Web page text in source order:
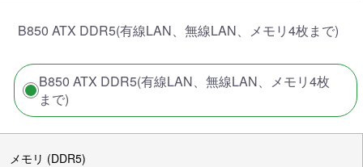
B850 ATX DDR5(有線LAN、無線LAN、メモリ4枚まで)
B850 ATX DDR5(有線LAN、無線LAN、メモリ4枚
まで)
メモリ (DDR5)